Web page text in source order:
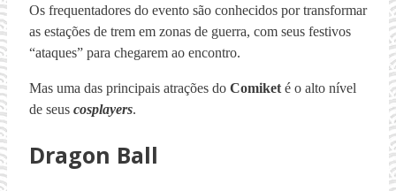
Os frequentadores do evento são conhecidos por transformar
as estações de trem em zonas de guerra, com seus festivos
“ataques” para chegarem ao encontro.
Mas uma das principais atrações do Comiket é o alto nível
de seus cosplayers.
Dragon Ball